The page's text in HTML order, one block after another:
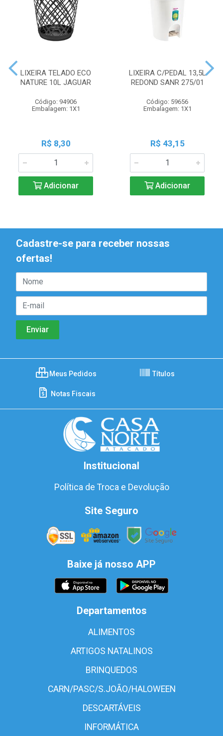
LIXEIRA TELADO ECO
NATURE 10L JAGUAR
Código: 94906
Embalagem: 1X1
R$ 8,30
Adicionar
LIXEIRA C/PEDAL 13,5L
REDOND SANR 275/01
Código: 59656
Embalagem: 1X1
R$ 43,15
Adicionar
Cadastre-se para receber nossas
ofertas!
Meus Pedidos Títulos
Notas Fiscais
Institucional
Política de Troca e Devolução
Site Seguro
Baixe já nosso APP
Departamentos
ALIMENTOS
ARTIGOS NATALINOS
BRINQUEDOS
CARN/PASC/S.JOÃO/HALOWEEN
DESCARTÁVEIS
INFORMÁTICA